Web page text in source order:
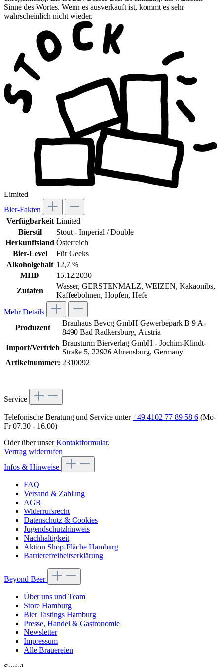
Sinne des Wortes. Wenn es ausverkauft ist, kommt es sehr
wahrscheinlich nicht wieder.
Limited
Bier-Fakten
Verfügbarkeit Limited
Bierstil
Stout - Imperial / Double
Herkunftsland Österreich
Bier-Level
Für Geeks
Alkoholgehalt 12,7 %
MHD
15.12.2030
Zutaten
Wasser, GERSTENMALZ, WEIZEN, Kakaonibs,
Kaffeebohnen, Hopfen, Hefe
Mehr Details
Produzent
Brauhaus Bevog GmbH Gewerbepark B 9 A-
8490 Bad Radkersburg, Austria
Import/Vertrieb
Brausturm Bierverlag GmbH - Jochim-Klindt-
Straße 5, 22926 Ahrensburg, Germany
Artikelnummer: 2310092
Service
Telefonische Beratung und Service unter+49 4102 77 89 58 6 (Mo-
Fr 07.30 - 16.00)
Oder über unserKontaktformular.
Vertrag widerrufen
Infos & Hinweise
FAQ
Versand & Zahlung
AGB
Widerrufsrecht
Datenschutz & Cookies
Jugendschutzhinweis
Nachhaltigkeit
Aktion Shop-Fläche Hamburg
Barrierefreiheitserklärung
Beyond Beer
Über uns und Team
Store Hamburg
Bier Tastings Hamburg
Presse, Handel & Gastronomie
Newsletter
Impressum
Alle Brauereien